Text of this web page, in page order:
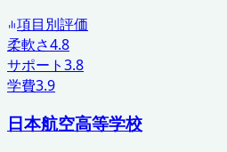
項目別評価
柔軟さ4.8
サポート3.8
学費3.9
日本航空高等学校